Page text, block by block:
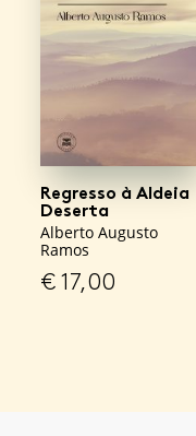
Regresso à Aldeia
Deserta
Alberto Augusto
Ramos
€17,00